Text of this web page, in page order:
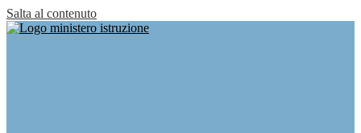
Salta al contenuto